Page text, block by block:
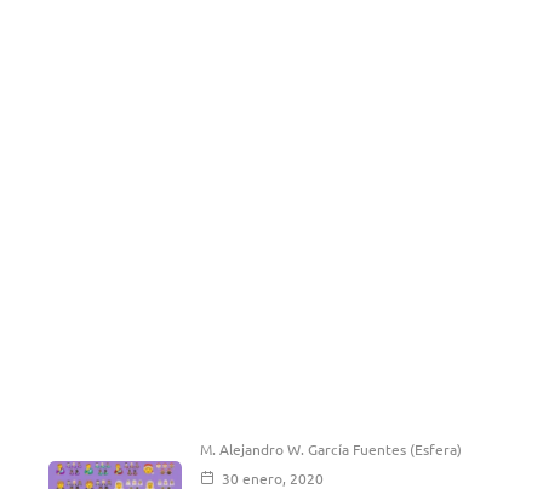
M. Alejandro W. García Fuentes (Esfera)
30 enero, 2020